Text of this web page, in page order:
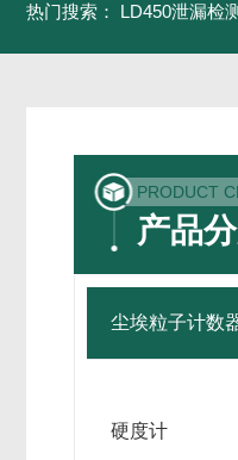
热门搜索： LD450泄漏检
PRODUCT
产品
尘埃粒子计数
硬度计